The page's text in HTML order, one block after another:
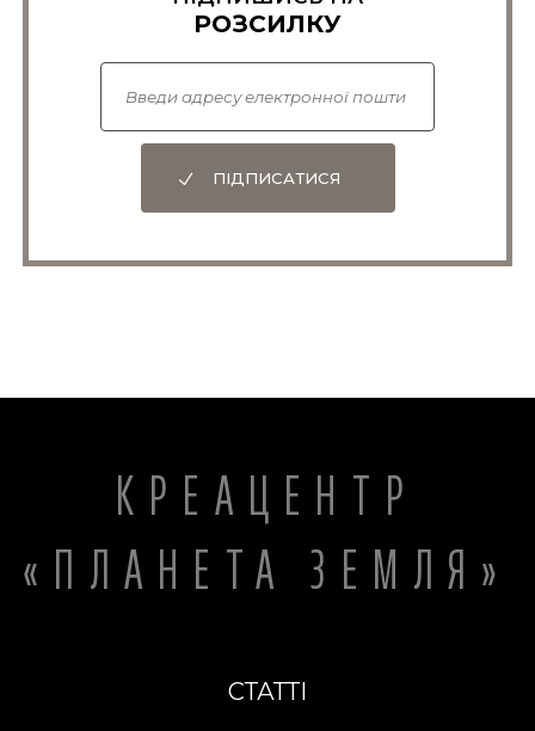
РОЗСИЛКУ
ПІДПИСАТИСЯ
КРЕАЦЕНТР
«ПЛАНЕТА ЗЕМЛЯ»
СТАТТІ